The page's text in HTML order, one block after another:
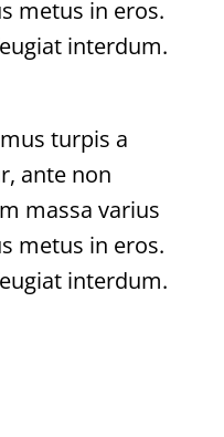
metus in eros.
interdum.
turpis a
ante non
massa varius
metus in eros.
interdum.